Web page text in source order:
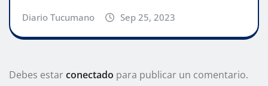
Diario Tucumano Sep 25, 2023
Debes estarconectado para publicar un comentario.